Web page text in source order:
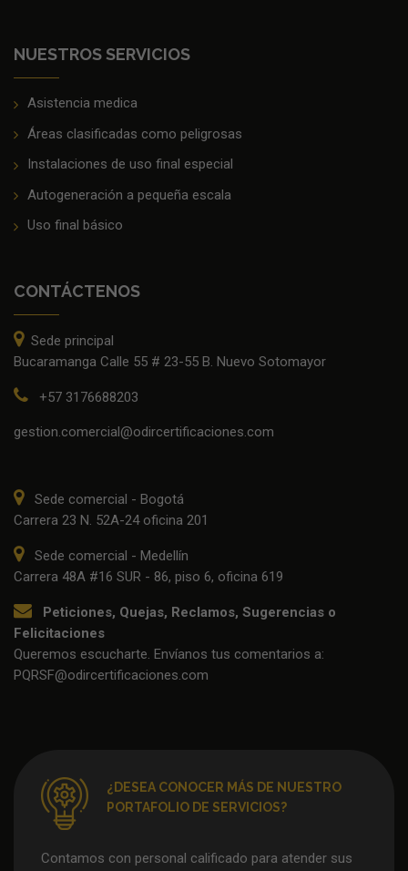
NUESTROS SERVICIOS
Asistencia medica
Áreas clasificadas como peligrosas
Instalaciones de uso final especial
Autogeneración a pequeña escala
Uso final básico
CONTÁCTENOS
Sede principal
Bucaramanga Calle 55 # 23-55 B. Nuevo Sotomayor
+57 3176688203
gestion.comercial@odircertificaciones.com
Sede comercial - Bogotá
Carrera 23 N. 52A-24 oficina 201
Sede comercial - Medellín
Carrera 48A #16 SUR - 86, piso 6, oficina 619
Peticiones, Quejas, Reclamos, Sugerencias o
Felicitaciones
Queremos escucharte. Envíanos tus comentarios a:
PQRSF@odircertificaciones.com
¿DESEA CONOCER MÁS DE NUESTRO
PORTAFOLIO DE SERVICIOS?
Contamos con personal calificado para atender sus